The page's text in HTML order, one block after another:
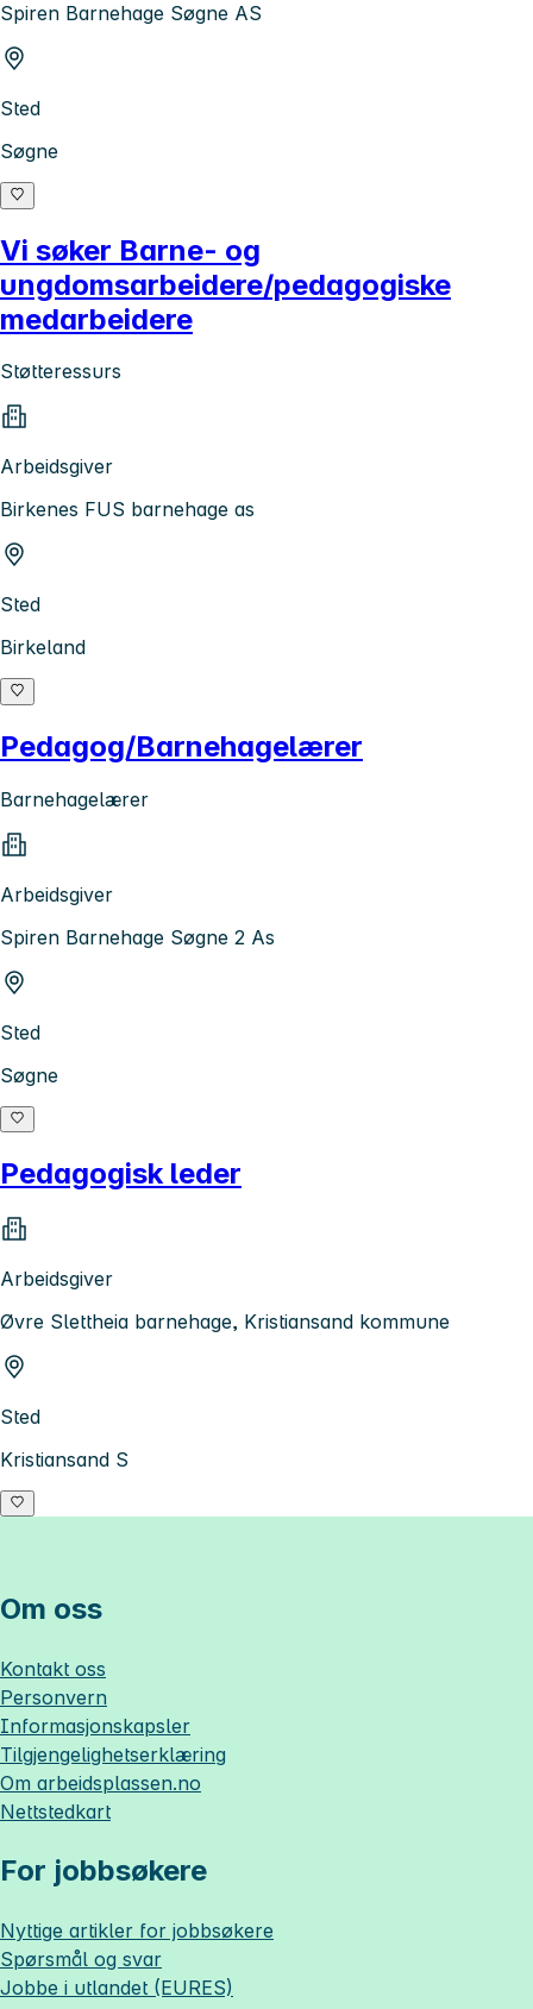
Spiren Barnehage Søgne AS
Sted
Søgne
Vi søker Barne- og
ungdomsarbeidere/pedagogiske
medarbeidere
Støtteressurs
Arbeidsgiver
Birkenes FUS barnehage as
Sted
Birkeland
Pedagog/Barnehagelærer
Barnehagelærer
Arbeidsgiver
Spiren Barnehage Søgne 2 As
Sted
Søgne
Pedagogisk leder
Arbeidsgiver
Øvre Slettheia barnehage, Kristiansand kommune
Sted
Kristiansand S
Om oss
Kontakt oss
Personvern
Informasjonskapsler
Tilgjengelighetserklæring
Om arbeidsplassen.no
Nettstedkart
For jobbsøkere
Nyttige artikler for jobbsøkere
Spørsmål og svar
Jobbe i utlandet (EURES)